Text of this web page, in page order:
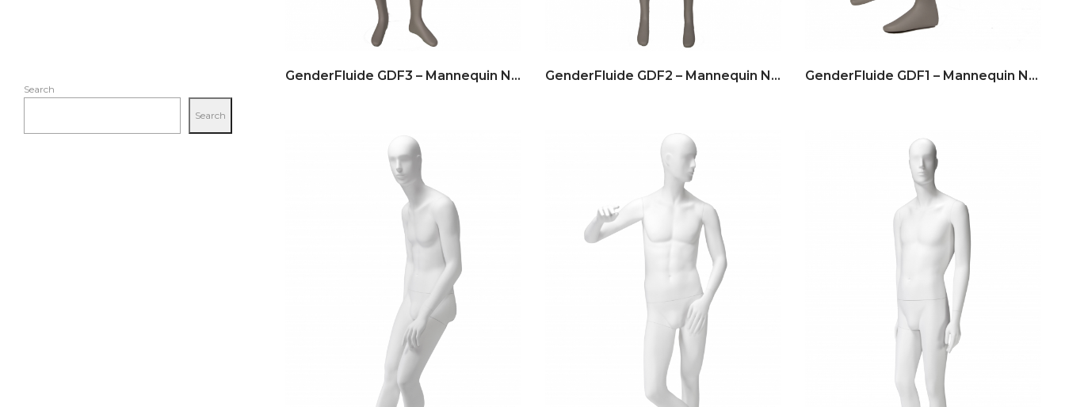
GenderFluide GDF3 – Mannequin No Gender GenderFluide GDF2 – Mannequin No Gender GenderFluide GDF1 – Mannequin No Gender
Search
Search